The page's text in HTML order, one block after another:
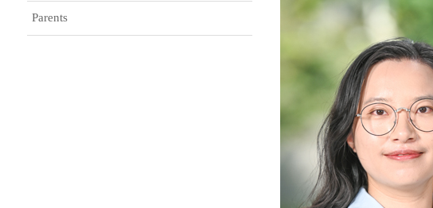
Gateway Menu
Parents